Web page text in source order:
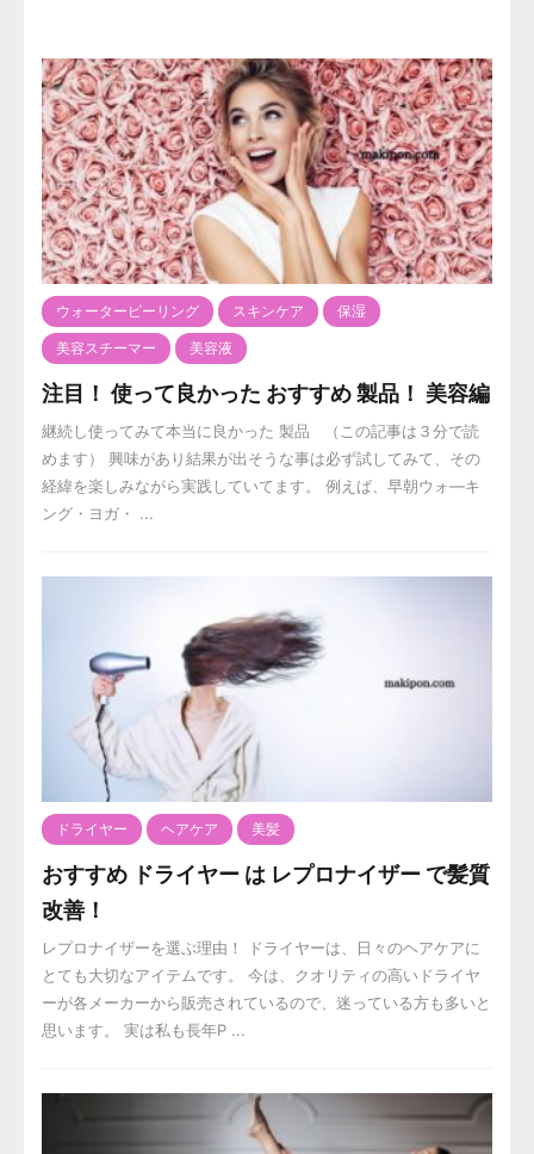
ウォーターピーリング スキンケア 保湿
美容スチーマー 美容液
注目！ 使って良かった おすすめ 製品！ 美容編
継続し使ってみて本当に良かった 製品 （この記事は３分で読
めます） 興味があり結果が出そうな事は必ず試してみて、その
経緯を楽しみながら実践していてます。 例えば、早朝ウォ―キ
ング・ヨガ・ ...
ドライヤー ヘアケア 美髪
おすすめ ドライヤー は レプロナイザー で髪質
改善！
レプロナイザーを選ぶ理由！ ドライヤーは、日々のヘアケアに
とても大切なアイテムです。 今は、クオリティの高いドライヤ
ーが各メーカーから販売されているので、迷っている方も多いと
思います。 実は私も長年P ...